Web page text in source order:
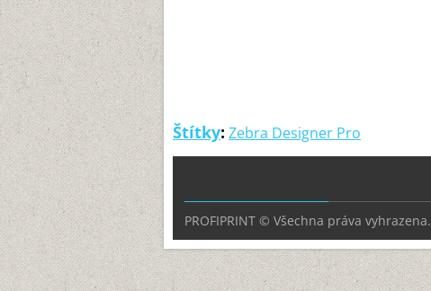
Štítky: Zebra Designer Pro
PROFIPRINT © Všechna práva vyhrazena.